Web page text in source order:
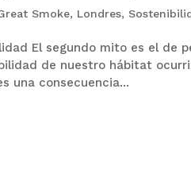
Smoke, Londres,
El segundo mito es el de
de nuestro hábitat
una consecuencia...